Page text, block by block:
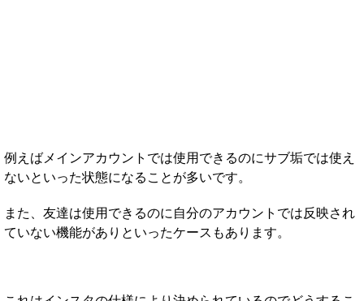
例えばメインアカウントでは使用できるのにサブ垢では使え
ないといった状態になることが多いです。
また、友達は使用できるのに自分のアカウントでは反映され
ていない機能がありといったケースもあります。